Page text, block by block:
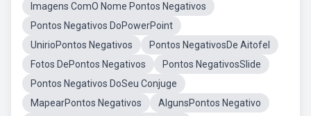
Imagens ComO Nome Pontos Negativos
Pontos Negativos DoPowerPoint
UnirioPontos Negativos
Pontos NegativosDe Aitofel
Fotos DePontos Negativos
Pontos NegativosSlide
Pontos Negativos DoSeu Conjuge
MapearPontos Negativos
AlgunsPontos Negativo